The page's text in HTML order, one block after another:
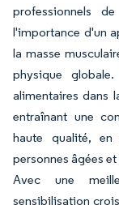
professionnels
l'importance d'un
la masse
physique
alimentaires dans
entraînant une
haute qualité,
personnes âgées
Avec une
sensibilisation